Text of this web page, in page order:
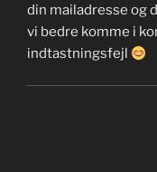
din mailadresse og
vi bedre komme i
indtastningsfejl